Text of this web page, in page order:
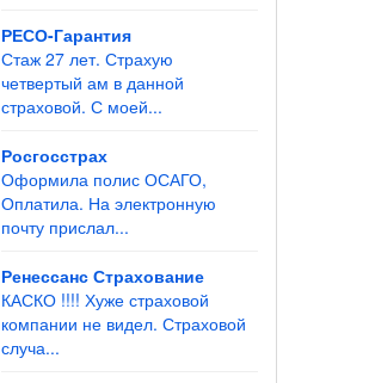
РЕСО-Гарантия
Стаж 27 лет. Страхую
четвертый ам в данной
страховой. С моей...
Росгосстрах
Оформила полис ОСАГО,
Оплатила. На электронную
почту прислал...
Ренессанс Страхование
КАСКО !!!! Хуже страховой
компании не видел. Страховой
случа...